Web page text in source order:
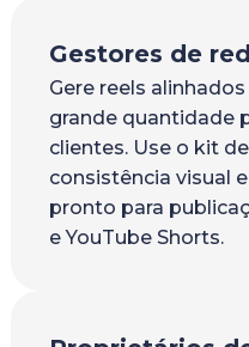
Gestores de
Gere reels
grande quantidade
clientes. Use o kit
consistência visual
pronto para
e YouTube Shorts.